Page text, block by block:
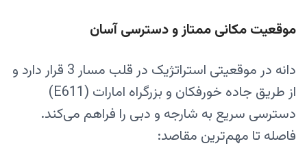
موقعیت مکانی ممتاز و دسترسی آسان
دانه در موقعیتی استراتژیک در قلب مسار 3 قرار دارد و
از طریق جاده خورفکان و بزرگراه امارات (E611)
دسترسی سریع به شارجه و دبی را فراهم می‌کند.
فاصله تا مهم‌ترین مقاصد: